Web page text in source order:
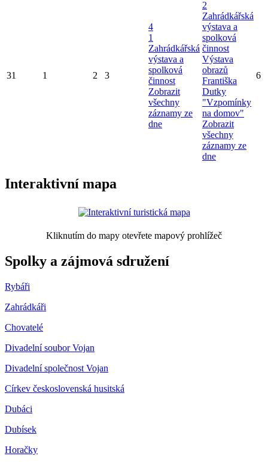
31 1 2 3
4
1
Zahrádkářská
výstava a
spolková
činnost
Zobrazit
všechny
záznamy ze
dne
2
Zahrádkářská
výstava a
spolková
činnost
Výstava
obrazů
Františka
Dutky
"Vzpomínky
na domov"
Zobrazit
všechny
záznamy ze
dne
6
Interaktivní mapa
Kliknutím do mapy otevřete mapový prohlížeč
Spolky a zájmová sdružení
Rybáři
Zahrádkáři
Chovatelé
Divadelní soubor Vojan
Divadelní společnost Vojan
Církev československá husitská
Dubáci
Dubísek
Horačky